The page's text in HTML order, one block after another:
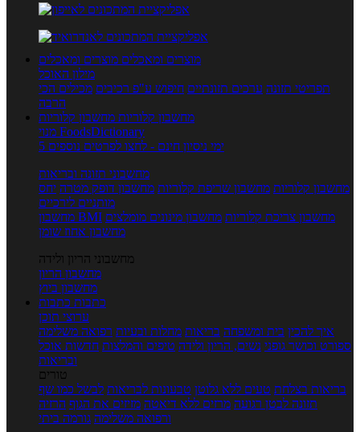
מוצרים ומאכלים מוצרים ומאכלים
מילון האוכל
תפריטי תזונה ערכים תזונתיים חיפוש ע"פ רכיבים מכילים הכי
הרבה
מחשבון קלוריות מחשבון קלוריות
מנוי FoodsDictionary
5 ימי ניסיון חינם - לחצו לפרטים נוספים
מחשבוני תזונה ובריאות
מחשבון קלוריות מחשבון שריפת קלוריות מחשבון דופק מטרה יחס
מותניים לירכיים
מחשבון BMI
מחשבון צריכת קלוריות מחשבון מינונים מומלצים
מחשבון אחוז שומן
מחשבוני הריון ולידה
מחשבון הריון
מחשבון ביוץ
כתבות כתבות
ערוצי תוכן
איך להכין בית ומשפחה בריאות מחלות ובעיות רפואה משלימה
ספורט וכושר גופני נשים, הריון ולידה טיפים והמלצות חדשות אוכל
ובריאות
טורים
בריאות בצלחת טעים ללא גלוטן טבעונות לבריאות לבשל כמו שף
תזונה לבטן רגועה מרזים ללא דיאטה מזיזים את הגוף הרזיה
ורפואה משלימה גורמה ביתי